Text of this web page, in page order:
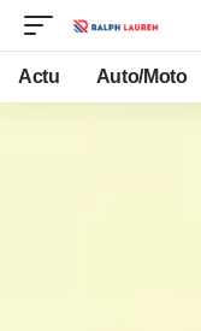
Actu Auto/Moto